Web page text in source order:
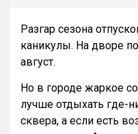
Разгар сезона
каникулы. На дворе
август.
Но в городе жаркое
лучше отдыхать где-
сквера, а если есть